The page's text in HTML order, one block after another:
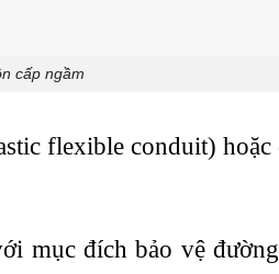
cấp ngầm
flexible conduit) hoặc
mục đích bảo vệ